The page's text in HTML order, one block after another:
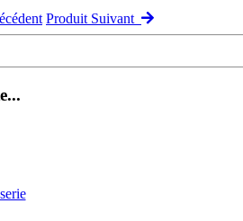
Produit Suivant